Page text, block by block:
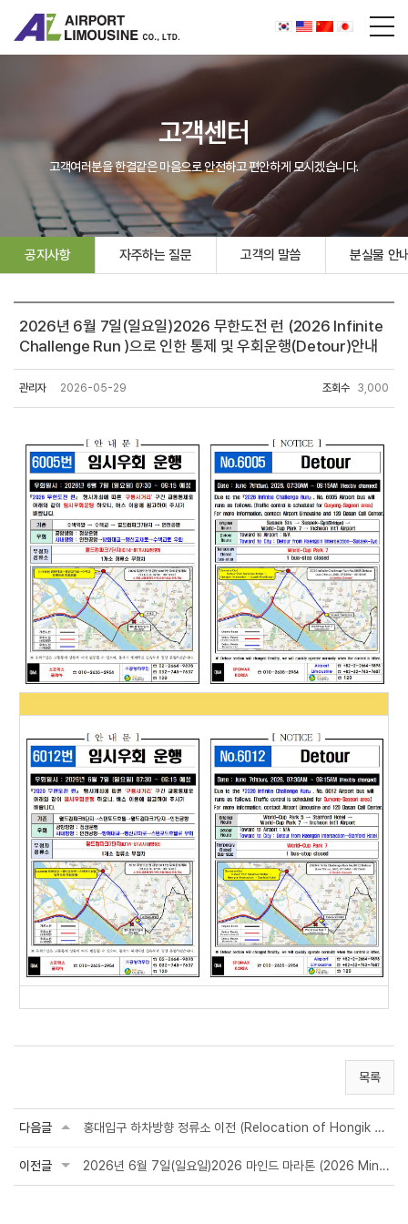
고객센터
고객여러분을 한결같은 마음으로 안전하고 편안하게 모시겠습니다.
공지사항 자주하는 질문 고객의 말씀 분실물 안
2026년 6월 7일(일요일)2026 무한도전 런 (2026 Infinite
Challenge Run )으로 인한 통제 및 우회운행(Detour)안내
관리자 2026-05-29 조회수 3,000
목록
다음글 홍대입구 하차방향 정류소 이전 (Relocation of Hongik Univ. Station Drop-off Stop...
이전글 2026년 6월 7일(일요일)2026 마인드 마라톤 (2026 Mind Marathon)으로 인한 통제 및 우회...